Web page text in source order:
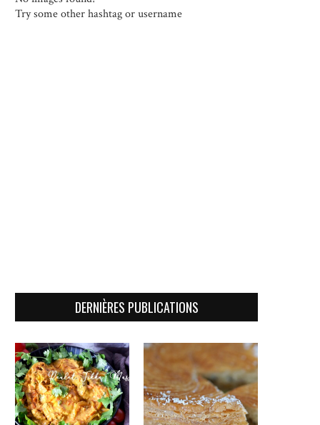
Try some other hashtag or username
DERNIÈRES PUBLICATIONS